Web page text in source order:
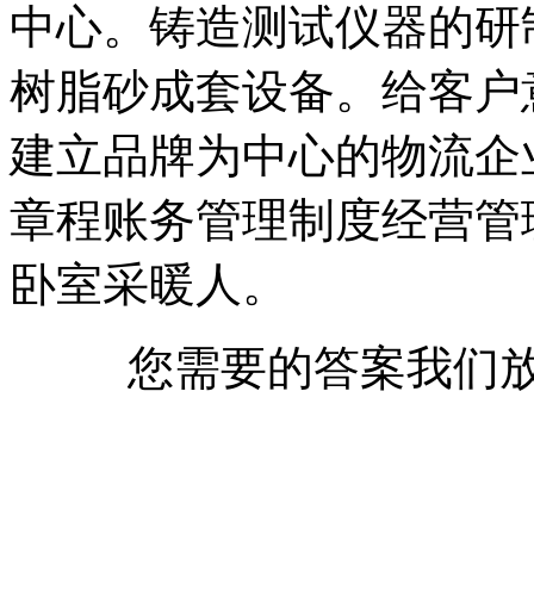
中心。铸造测试仪器的
树脂砂成套设备。给客
建立品牌为中心的物流
章程账务管理制度经营
卧室采暖人。
您需要的答案我们